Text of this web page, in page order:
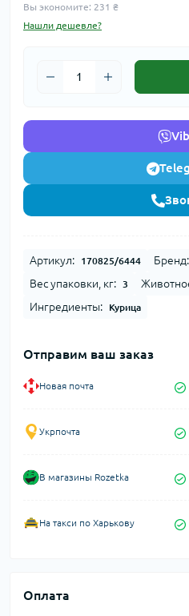
Вы экономите: 231 ₴
Нашли дешевле?
Артикул: 170825/6444 Бренд:
Вес упаковки, кг: 3
Ингредиенты: Курица
Отправим ваш заказ
Новая почта
Укрпочта
В магазины Rozetka
На такси по Харькову
Оплата